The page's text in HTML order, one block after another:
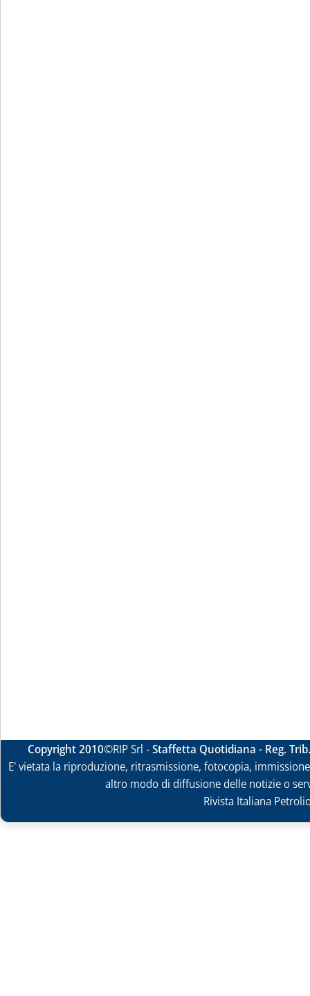
Copyright 2010©RIP Srl -Staffetta Quotidiana - Reg.
E' vietata la riproduzione, ritrasmissione, fotocopia,
altro modo di diffusione delle notizie o
Rivista Italiana